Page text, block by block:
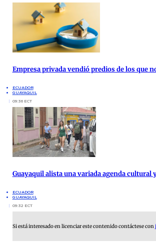
Empresa privada vendió predios de los que
ECUADOR
GUAYAQUIL
09:36 ECT
Guayaquil alista una variada agenda cultural
ECUADOR
GUAYAQUIL
09:32 ECT
Si está interesado en licenciar este contenido contáctese con